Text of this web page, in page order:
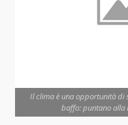
Il clima è una opportunità di
baffo: puntano alla